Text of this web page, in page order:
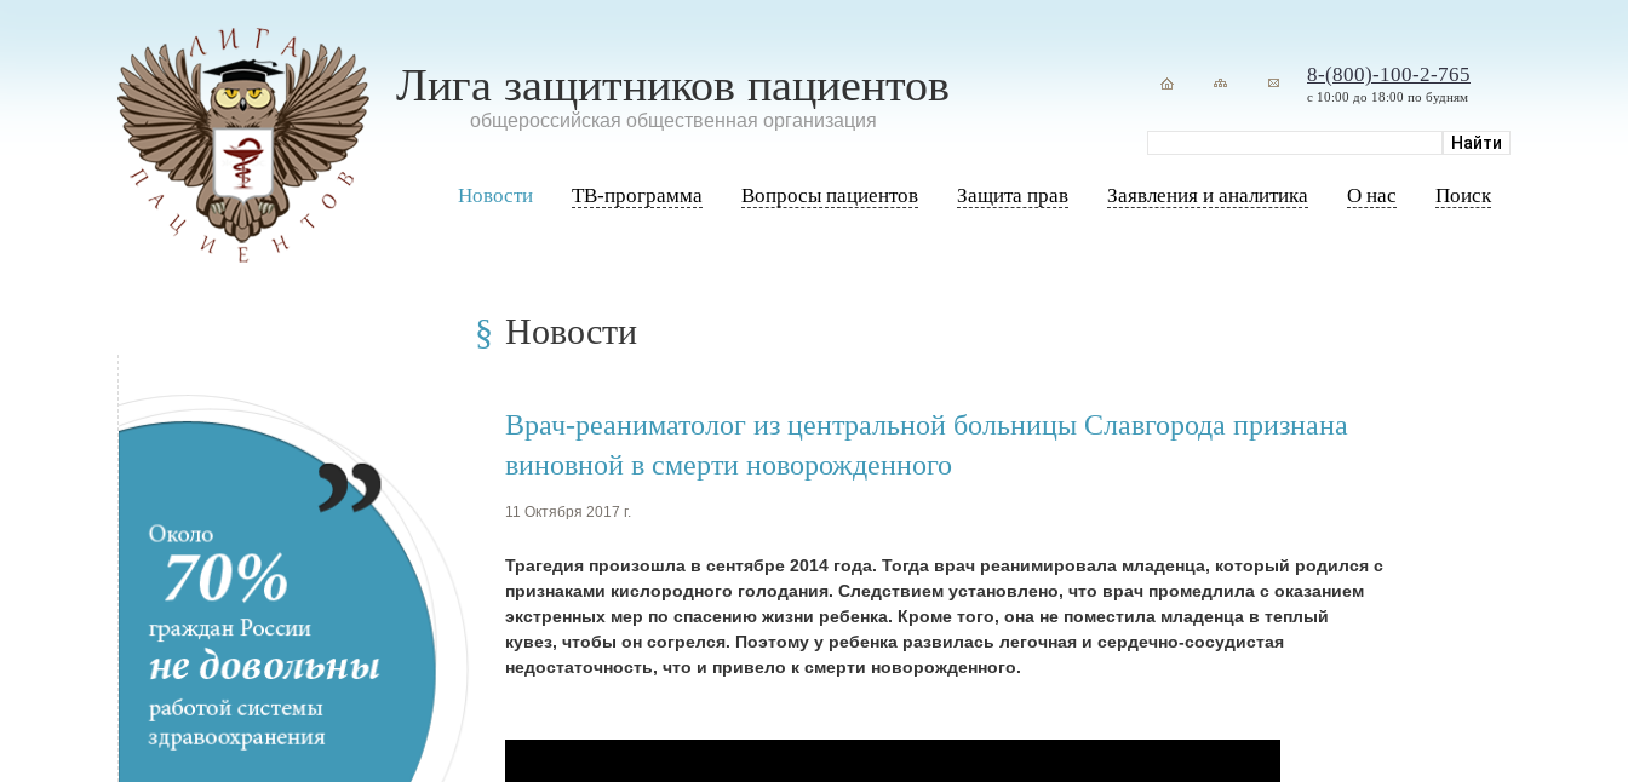
Лига защитников пациентов
oбщероссийская общественная организация
8-(800)-100-2-765
с 10:00 до 18:00 по будням
Новости ТВ-программа Вопросы пациентов Защита прав Заявления и аналитика О нас Поиск
Новости
Врач-реаниматолог из центральной больницы Славгорода признана
виновной в смерти новорожденного
11 Октября 2017 г.
Трагедия произошла в сентябре 2014 года. Тогда врач реанимировала младенца, который родился с
признаками кислородного голодания. Следствием установлено, что врач промедлила с оказанием
экстренных мер по спасению жизни ребенка. Кроме того, она не поместила младенца в теплый
кувез, чтобы он согрелся. Поэтому у ребенка развилась легочная и сердечно-сосудистая
недостаточность, что и привело к смерти новорожденного.